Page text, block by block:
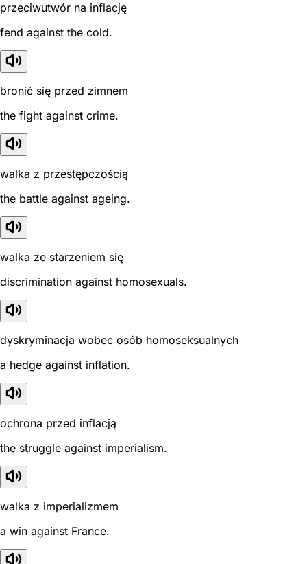
przeciwutwór na inflację
fend against the cold.
bronić się przed zimnem
the fight against crime.
walka z przestępczością
the battle against ageing.
walka ze starzeniem się
discrimination against homosexuals.
dyskryminacja wobec osób homoseksualnych
a hedge against inflation.
ochrona przed inflacją
the struggle against imperialism.
walka z imperializmem
a win against France.